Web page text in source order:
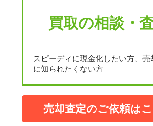
買取の相談・
スピーディに現金化したい方、売
に知られたくない方
売却査定のご依頼は